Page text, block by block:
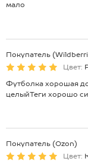
мало
Покупатель
Цвет:
Футболка хорошая
целыйТеги хорошо
Покупатель (Ozon)
Цвет: